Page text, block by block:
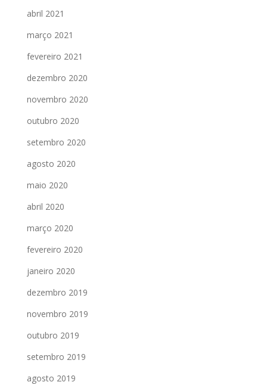
abril 2021
março 2021
fevereiro 2021
dezembro 2020
novembro 2020
outubro 2020
setembro 2020
agosto 2020
maio 2020
abril 2020
março 2020
fevereiro 2020
janeiro 2020
dezembro 2019
novembro 2019
outubro 2019
setembro 2019
agosto 2019